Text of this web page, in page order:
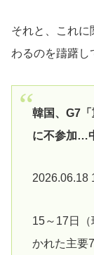
それと、これに
わるのを躊躇し
韓国、G7「
に不参加…
2026.06.18
15～17日
かれた主要